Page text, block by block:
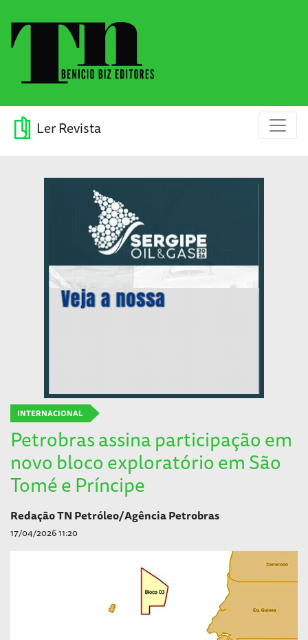
Ler Revista
INTERNACIONAL
Petrobras assina participação em
novo bloco exploratório em São
Tomé e Príncipe
Redação TN Petróleo/Agência Petrobras
17/04/2026 11:20